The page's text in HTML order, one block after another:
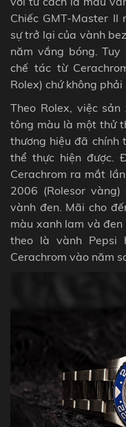
Chiếc GMT-Master II
sự trở lại của vành
năm vắng bóng.
chế tác từ
Rolex) chứ không
Theo Rolex, việc
tông màu là một thử
thương hiệu đã chính
thể thực hiện được.
Cerachrom ra mắt
2006 (Rolesor
vành đen. Mãi cho
màu xanh lam và
theo là vành
Cerachrom vào năm